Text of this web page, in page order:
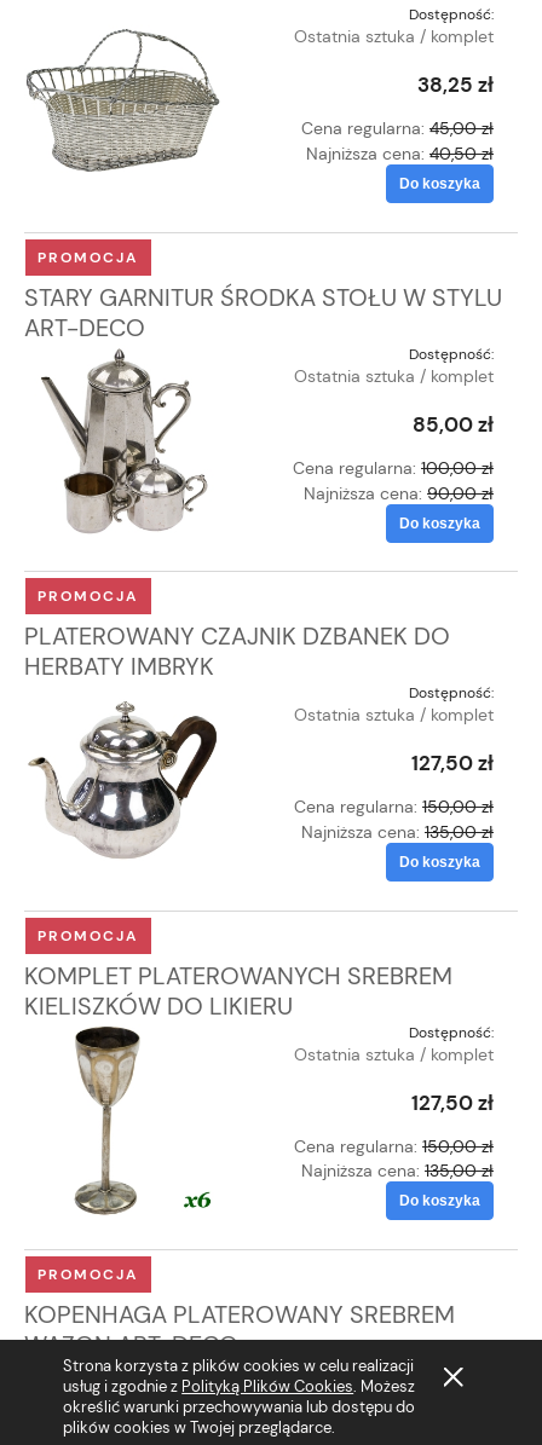
Strona korzysta z plików cookies w celu realizacji
usług i zgodnie z Polityką Plików Cookies. Możesz
określić warunki przechowywania lub dostępu do
plików cookies w Twojej przeglądarce.
Dostępność:
Ostatnia sztuka / komplet
38,25 zł
Cena regularna: 45,00 zł
Najniższa cena: 40,50 zł
Do koszyka
STARY GARNITUR ŚRODKA STOŁU W STYLU
ART-DECO
Dostępność:
Ostatnia sztuka / komplet
85,00 zł
Cena regularna: 100,00 zł
Najniższa cena: 90,00 zł
Do koszyka
PROMOCJA
PLATEROWANY CZAJNIK DZBANEK DO
HERBATY IMBRYK
Dostępność:
Ostatnia sztuka / komplet
127,50 zł
Cena regularna: 150,00 zł
Najniższa cena: 135,00 zł
Do koszyka
PROMOCJA
KOMPLET PLATEROWANYCH SREBREM
KIELISZKÓW DO LIKIERU
Dostępność:
Ostatnia sztuka / komplet
127,50 zł
Cena regularna: 150,00 zł
Najniższa cena: 135,00 zł
Do koszyka
PROMOCJA
KOPENHAGA PLATEROWANY SREBREM
WAZON ART-DECO
Dostępność:
Ostatnia sztuka / komplet
PROMOCJA